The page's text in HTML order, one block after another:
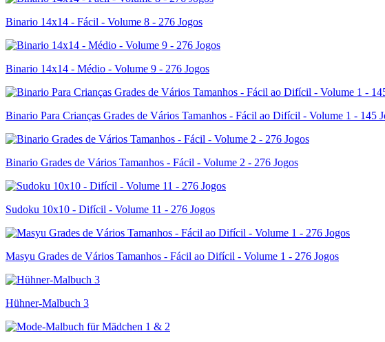
Binario 14x14 - Fácil - Volume 8 - 276 Jogos
Binario 14x14 - Médio - Volume 9 - 276 Jogos
Binario Para Crianças Grades de Vários Tamanhos - Fácil ao Difícil - Volume 1 - 145
Binario Grades de Vários Tamanhos - Fácil - Volume 2 - 276 Jogos
Sudoku 10x10 - Difícil - Volume 11 - 276 Jogos
Masyu Grades de Vários Tamanhos - Fácil ao Difícil - Volume 1 - 276 Jogos
Hühner-Malbuch 3